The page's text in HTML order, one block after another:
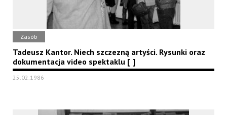
Zasób
Tadeusz Kantor. Niech szczezną artyści. Rysunki oraz
dokumentacja video spektaklu [ ]
25.02.1986